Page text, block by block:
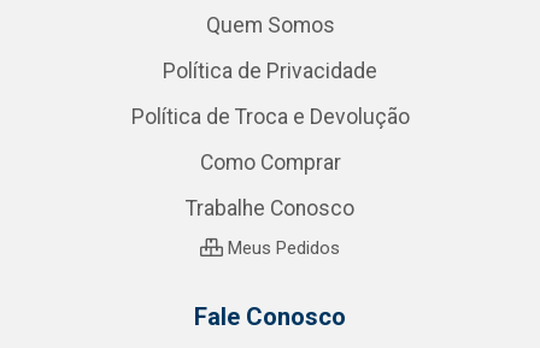
Quem Somos
Política de Privacidade
Política de Troca e Devolução
Como Comprar
Trabalhe Conosco
Meus Pedidos
Fale Conosco